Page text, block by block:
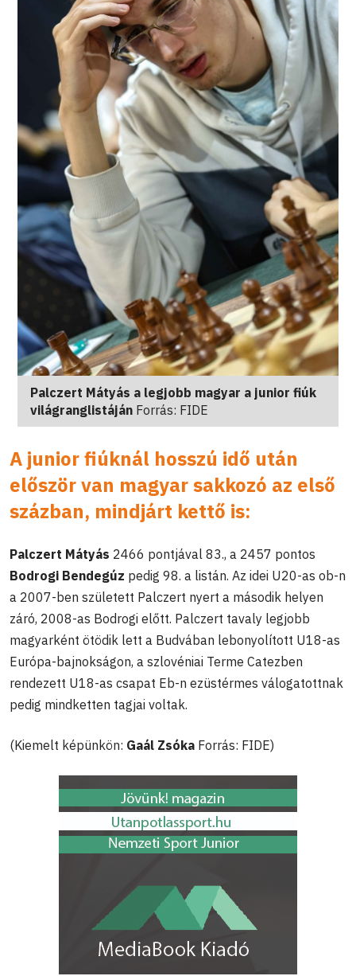
Palczert Mátyás a legjobb magyar a junior fiúk
világranglistáján Forrás: FIDE
A junior fiúknál hosszú idő után
először van magyar sakkozó az első
százban, mindjárt kettő is:
Palczert Mátyás 2466 pontjával 83., a 2457 pontos
Bodrogi Bendegúz pedig 98. a listán. Az idei U20-as ob-n
a 2007-ben született Palczert nyert a második helyen
záró, 2008-as Bodrogi előtt. Palczert tavaly legjobb
magyarként ötödik lett a Budvában lebonyolított U18-as
Európa-bajnokságon, a szlovéniai Terme Catezben
rendezett U18-as csapat Eb-n ezüstérmes válogatottnak
pedig mindketten tagjai voltak.
(Kiemelt képünkön: Gaál Zsóka Forrás: FIDE)